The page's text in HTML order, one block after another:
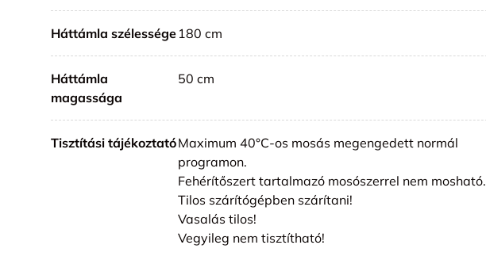
Háttámla szélessége 180 cm
Háttámla
magassága
50 cm
Tisztítási tájékoztatóMaximum 40°C-os mosás megengedett normál
programon.
Fehérítőszert tartalmazó mosószerrel nem mosható.
Tilos szárítógépben szárítani!
Vasalás tilos!
Vegyileg nem tisztítható!